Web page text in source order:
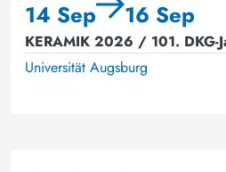
14 Sep 16 Sep
KERAMIK 2026 / 101. DKG-
Universität Augsburg